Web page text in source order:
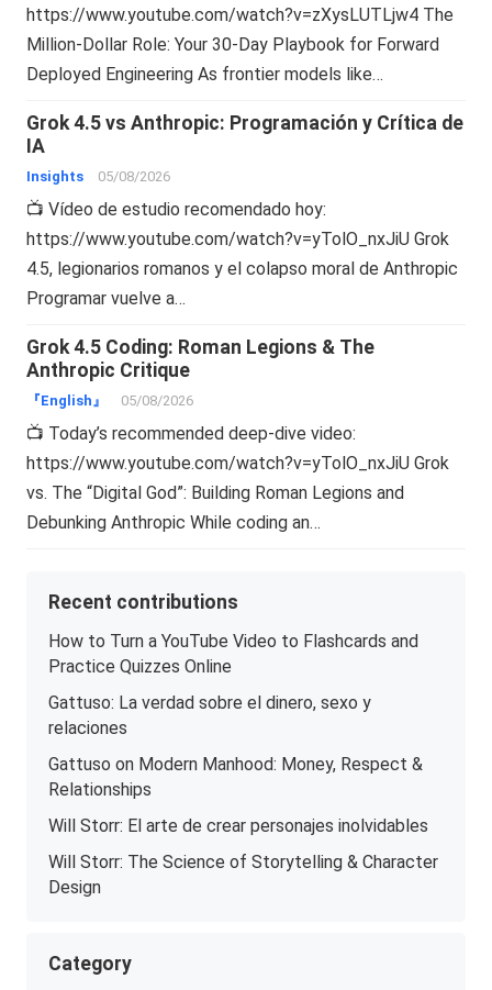
https://www.youtube.com/watch?v=zXysLUTLjw4 The
Million-Dollar Role: Your 30-Day Playbook for Forward
Deployed Engineering As frontier models like…
Grok 4.5 vs Anthropic: Programación y Crítica de
IA
Insights 05/08/2026
📺 Vídeo de estudio recomendado hoy:
https://www.youtube.com/watch?v=yTolO_nxJiU Grok
4.5, legionarios romanos y el colapso moral de Anthropic
Programar vuelve a…
Grok 4.5 Coding: Roman Legions & The
Anthropic Critique
『English』 05/08/2026
📺 Today’s recommended deep-dive video:
https://www.youtube.com/watch?v=yTolO_nxJiU Grok
vs. The “Digital God”: Building Roman Legions and
Debunking Anthropic While coding an…
Recent contributions
How to Turn a YouTube Video to Flashcards and
Practice Quizzes Online
Gattuso: La verdad sobre el dinero, sexo y
relaciones
Gattuso on Modern Manhood: Money, Respect &
Relationships
Will Storr: El arte de crear personajes inolvidables
Will Storr: The Science of Storytelling & Character
Design
Category